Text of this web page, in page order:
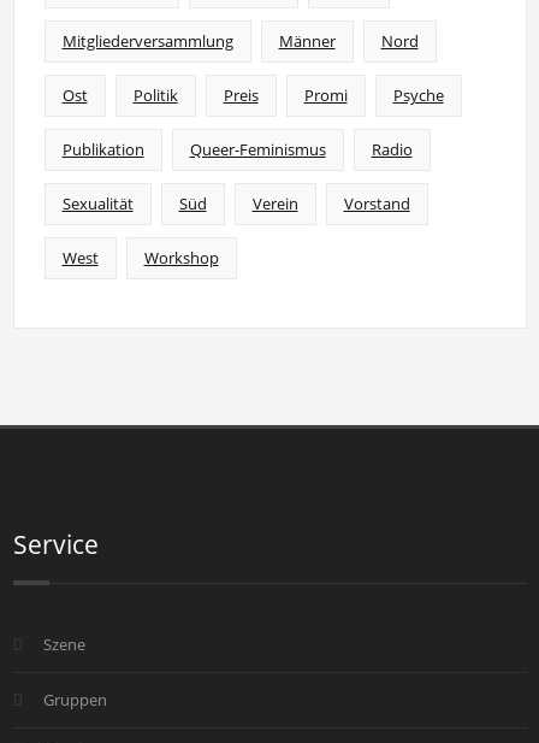
Mitgliederversammlung Männer Nord
Ost Politik Preis Promi Psyche
Publikation Queer-Feminismus Radio
Sexualität Süd Verein Vorstand
West Workshop
Service
Szene
Gruppen